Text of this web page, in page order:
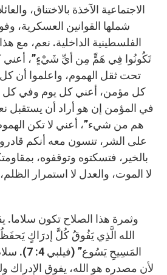
الاجتماعية الآخذة بالاختناق،
شملها القوانين العسكرية،
الفلسطينية الداخلية. نعم، مع
تَكُونُوا فِي هَمٍّ مِن أيِّ شَيْءٍ”، أعني
تحت ثقل الهموم، واعلموا أن
كل مؤمن، أعني كل يوم وفي كل
في المؤمن إن هو أراد أن يستقبل
هم من شيء”، أعني لا تكن
على الشر، تنسون معه أنكم
بالخير، فتسكتوه وتوقفوه،
لا الموت، والعدل لا استمرار الظلم،
وثمرة هذا الصلاح تكون سلاما.
الله الَّذِي يَفُوقُ كُلَّ إدرَاكٍ
المَسِيحِ
لأن مصدره هو الله، يفوق الإدراك